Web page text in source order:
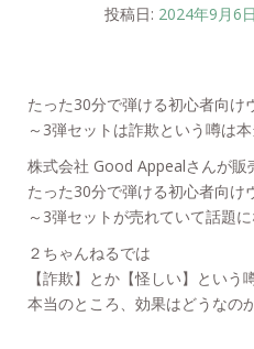
投稿日: 2024年9月6日
たった30分で弾ける初心者向
～3弾セットは詐欺という噂は
株式会社 Good Appealさんが販
たった30分で弾ける初心者向
～3弾セットが売れていて話題
２ちゃんねるでは
【詐欺】とか【怪しい】という
本当のところ、効果はどうなの